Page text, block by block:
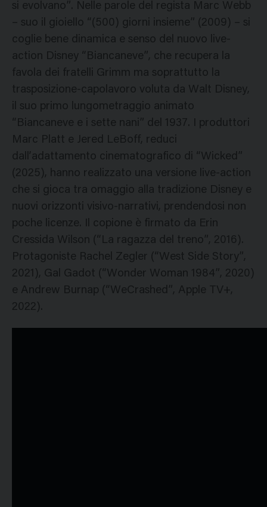
si evolvano”. Nelle parole del regista Marc Webb
– suo il gioiello “(500) giorni insieme” (2009) – si
coglie bene dinamica e senso del nuovo live-
action Disney “Biancaneve”, che recupera la
favola dei fratelli Grimm ma soprattutto la
trasposizione-capolavoro voluta da Walt Disney,
il suo primo lungometraggio animato
“Biancaneve e i sette nani” del 1937. I produttori
Marc Platt e Jered LeBoff, reduci
dall’adattamento cinematografico di “Wicked”
(2025), hanno realizzato una versione live-action
che si gioca tra omaggio alla tradizione Disney e
nuovi orizzonti visivo-narrativi, prendendosi non
poche licenze. Il copione è firmato da Erin
Cressida Wilson (“La ragazza del treno”, 2016).
Protagoniste Rachel Zegler (“West Side Story”,
2021), Gal Gadot (“Wonder Woman 1984”, 2020)
e Andrew Burnap (“WeCrashed”, Apple TV+,
2022).